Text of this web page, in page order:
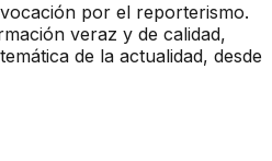
por el reporterismo.
veraz y de calidad,
de la actualidad, desde